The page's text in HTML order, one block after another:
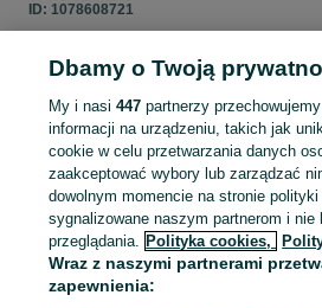
ID: 1078608721
Zaloguj się lub załóż konto na OLX,
sprzedającym
Zaloguj się / Załóż konto
Wyślij wiadomość
Dbamy o Twoją
My i nasi447 partnerzy
informacji na urządzeniu, takich jak
cookie w celu przetwarzania danych
zaakceptować wybory lub zarządzać
dowolnym momencie na stronie
sygnalizowane naszym partnerom i nie
przeglądania. Polityka cookies,
Wraz z naszymi partnerami
zapewnienia: